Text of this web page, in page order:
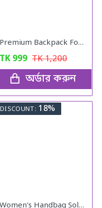
Premium Backpack For Girls (black colour)
TK 999 TK1,200
অর্ডার করুন
DISCOUNT: 18%
Women's Handbag Solid ( blue colour )